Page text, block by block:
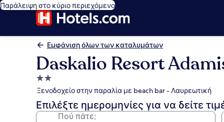
Παράλειψη στο κύριο περιεχόμενο
Εμφάνιση όλων των καταλυμάτων
Daskalio Resort
Κατάλυμα
με
2.0
αστέρια
Ξενοδοχείο στην παραλία με beach bar - Λαυρεωτική
Επιλέξτε ημερομηνίες για να δείτε
Πού πάτε;